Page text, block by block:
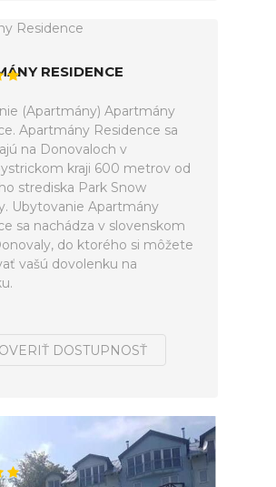
RESIDENCE
(Apartmány) Apartmány
Apartmány Residence sa
na Donovaloch v
kraji 600 metrov od
strediska Park Snow
Ubytovanie Apartmány
sa nachádza v slovenskom
do ktorého si môžete
vašú dovolenku na
OVERIŤ DOSTUPNOSŤ